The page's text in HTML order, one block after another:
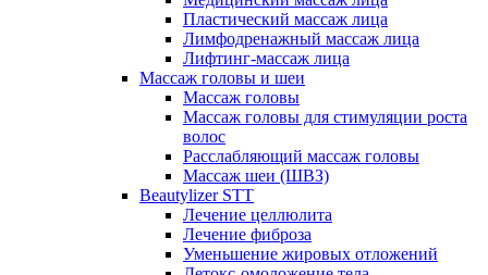
Пластический массаж лица
Лимфодренажный массаж лица
Лифтинг-массаж лица
Массаж головы и шеи
Массаж головы
Массаж головы для стимуляции роста
волос
Расслабляющий массаж головы
Массаж шеи (ШВЗ)
Beautylizer STT
Лечение целлюлита
Лечение фиброза
Уменьшение жировых отложений